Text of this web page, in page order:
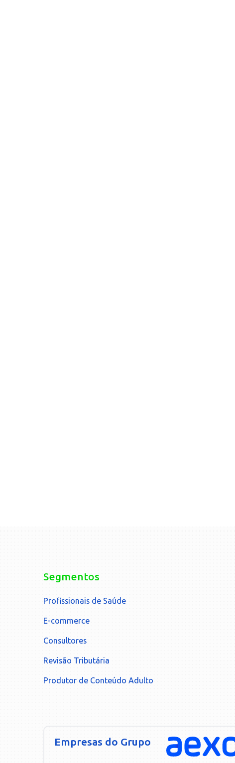
Segmentos
Profissionais de Saúde
E-commerce
Consultores
Revisão Tributária
Produtor de Conteúdo Adulto
Empresas do Grupo